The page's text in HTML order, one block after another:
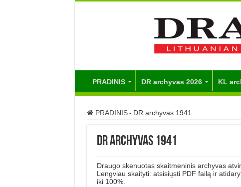
PRADINIS DR archyvas 2026 KL
PRADINIS - DR archyvas 1941
DR archyvas 1941
Draugo skenuotas skaitmeninis archyvas
Lengviau skaityti: atsisiųsti PDF failą ir
iki 100%.